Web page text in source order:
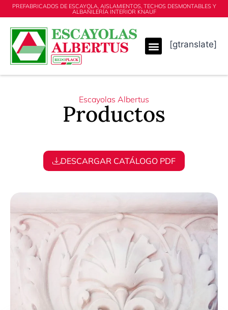
PREFABRICADOS DE ESCAYOLA, AISLAMIENTOS, TECHOS DESMONTABLES Y
ALBAÑILERÍA INTERIOR KNAUF
[gtranslate]
Escayolas Albertus
Productos
DESCARGAR CATÁLOGO PDF